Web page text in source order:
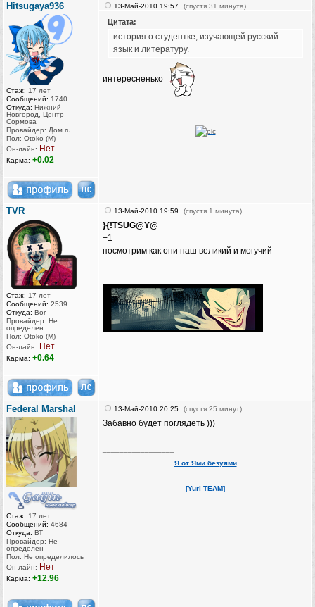
Hitsugaya936
Стаж: 17 лет
Сообщений: 1740
Откуда: Нижний
Новгород, Центр
Сормова
Провайдер: Дом.ru
Пол: Otoko (M)
Он-лайн: Нет
Карма: +0.02
13-Май-2010 19:57 (спустя 31 минута)
Цитата:
история о студентке, изучающей русский
язык и литературу.
интересненько
TVR
Стаж: 17 лет
Сообщений: 2539
Откуда: Bor
Провайдер: Не
определен
Пол: Otoko (M)
Он-лайн: Нет
Карма: +0.64
13-Май-2010 19:59 (спустя 1 минута)
}{!TSUG@Y@
+1
посмотрим как они наш великий и могучий
Federal Marshal
Стаж: 17 лет
Сообщений: 4684
Откуда: ВТ
Провайдер: Не
определен
Пол: Не определилось
Он-лайн: Нет
Карма: +12.96
13-Май-2010 20:25 (спустя 25 минут)
Забавно будет поглядеть )))
Я от Ями безуями
[Yuri TEAM]